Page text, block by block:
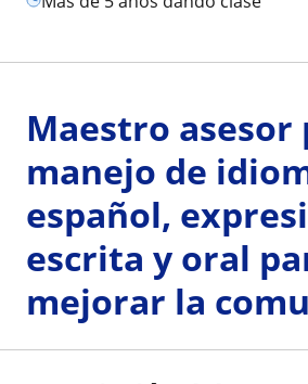
Maestro asesor
manejo de
español,
escrita y oral
mejorar la